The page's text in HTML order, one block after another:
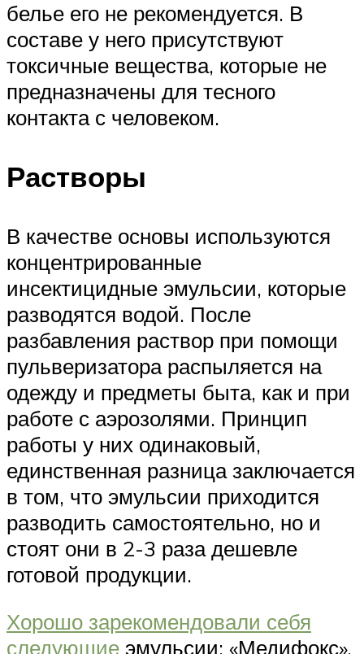
белье его не рекомендуется. В
составе у него присутствуют
токсичные вещества, которые не
предназначены для тесного
контакта с человеком.
Растворы
В качестве основы используются
концентрированные
инсектицидные эмульсии, которые
разводятся водой. После
разбавления раствор при помощи
пульверизатора распыляется на
одежду и предметы быта, как и при
работе с аэрозолями. Принцип
работы у них одинаковый,
единственная разница заключается
в том, что эмульсии приходится
разводить самостоятельно, но и
стоят они в 2-3 раза дешевле
готовой продукции.
Хорошо зарекомендовали себя
следующие эмульсии: «Медифокс»,